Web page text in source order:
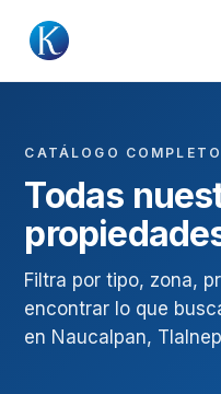
CATÁLOGO COMPLETO
Todas
Filtra por tipo, zona,
encontrar lo que
en Naucalpan,